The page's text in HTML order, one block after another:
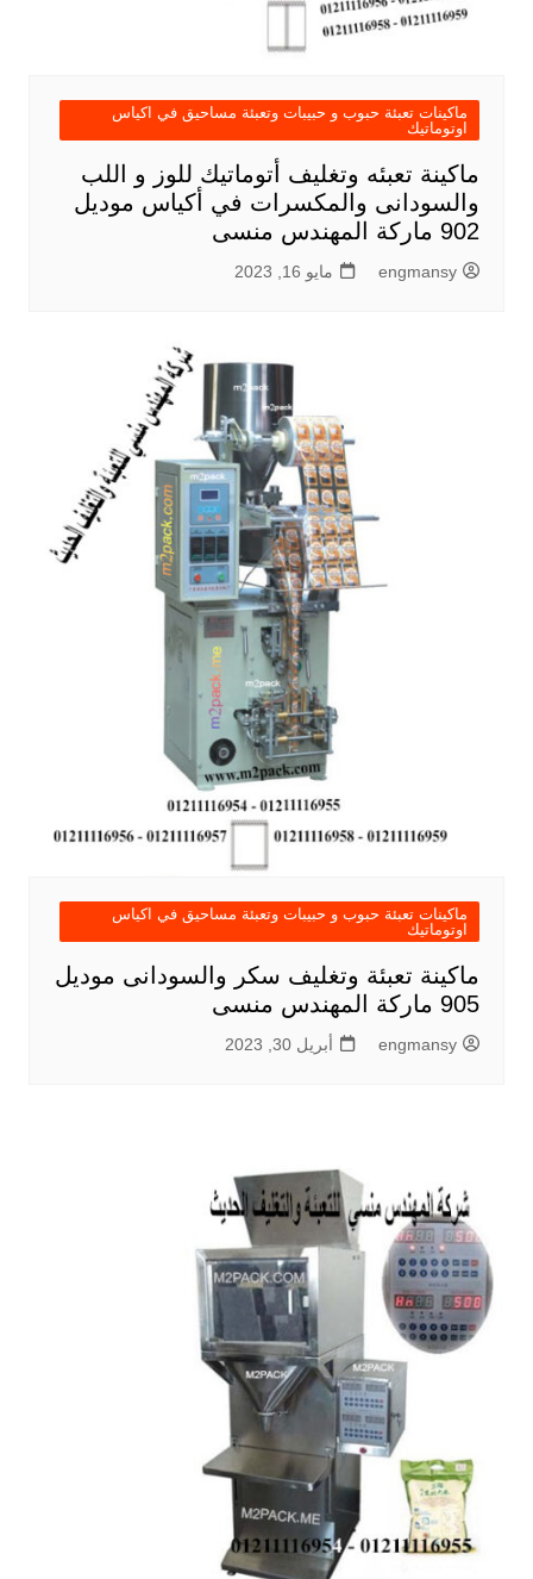
ماكينات تعبئة حبوب و حبيبات وتعبئة مساحيق في اكياس
اوتوماتيك
ماكينة تعبئه وتغليف أتوماتيك للوز و اللب
والسودانى والمكسرات في أكياس موديل
902 ماركة المهندس منسى
engmansy مايو 16, 2023
ماكينات تعبئة حبوب و حبيبات وتعبئة مساحيق في اكياس
اوتوماتيك
ماكينة تعبئة وتغليف سكر والسودانى موديل
905 ماركة المهندس منسى
engmansy أبريل 30, 2023